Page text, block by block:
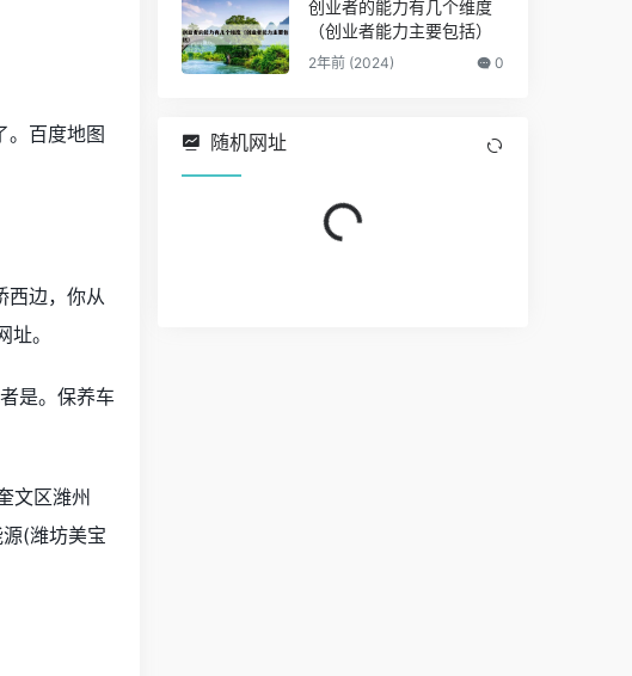
。百度地图
西边，你从
。
是。保养车
文区潍州
(潍坊美宝
创业者的能力有几个维度
（创业者能力主要包括）
2年前 (2024) 0
随机网址
Loading...